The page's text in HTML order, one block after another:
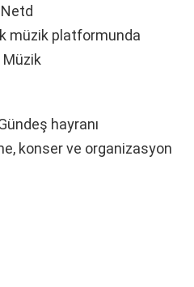
Netd
müzik platformunda
Müzik
hayranı
konser ve organizasyon